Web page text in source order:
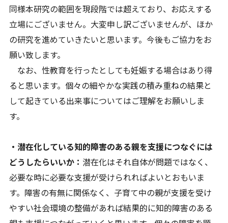
同様本研究の範囲を現段階では超えており、お応えする
立場にございません。大変申し訳ございませんが、ほか
の研究を進めていきたいと思います。今後もご協力をお
願い致します。
なお、性教育を行ったとしても妊娠する場合はあり得
ると思います。個々の細やかな実践の積み重ねの結果と
して起きている出来事についてはご理解をお願いしま
す。
・潜在化している知的障害のある親を支援につなぐには
どうしたらいいか： 潜在化はそれ自体が問題ではなく、
必要な時に必要な支援が受けられればよいとおもいま
す。障害の有無に関係なく、子育て中の親が支援を受け
やすい社会環境の整備があれば結果的に知的障害のある